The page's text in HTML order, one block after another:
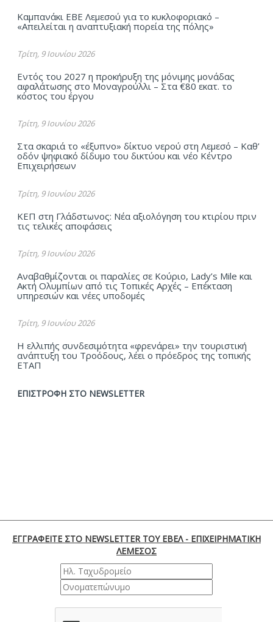
Καμπανάκι ΕΒΕ Λεμεσού για το κυκλοφοριακό –
«Απειλείται η αναπτυξιακή πορεία της πόλης»
Τρίτη, 9 Ιουνίου 2026
Εντός του 2027 η προκήρυξη της μόνιμης μονάδας
αφαλάτωσης στο Μοναγρούλλι – Στα €80 εκατ. το
κόστος του έργου
Τρίτη, 9 Ιουνίου 2026
Στα σκαριά το «έξυπνο» δίκτυο νερού στη Λεμεσό – Καθ’
οδόν ψηφιακό δίδυμο του δικτύου και νέο Κέντρο
Επιχειρήσεων
Τρίτη, 9 Ιουνίου 2026
ΚΕΠ στη Γλάδστωνος: Νέα αξιολόγηση του κτιρίου πριν
τις τελικές αποφάσεις
Τρίτη, 9 Ιουνίου 2026
Αναβαθμίζονται οι παραλίες σε Κούριο, Lady’s Mile και
Ακτή Ολυμπίων από τις Τοπικές Αρχές – Επέκταση
υπηρεσιών και νέες υποδομές
Τρίτη, 9 Ιουνίου 2026
Η ελλιπής συνδεσιμότητα «φρενάρει» την τουριστική
ανάπτυξη του Τροόδους, λέει ο πρόεδρος της τοπικής
ΕΤΑΠ
ΕΠΙΣΤΡΟΦΗ ΣΤΟ NEWSLETTER
ΕΓΓΡΑΦΕΙΤΕ ΣΤΟ NEWSLETTER ΤΟΥ ΕΒΕΛ - ΕΠΙΧΕΙΡΗΜΑΤΙΚΗ
ΛΕΜΕΣΟΣ